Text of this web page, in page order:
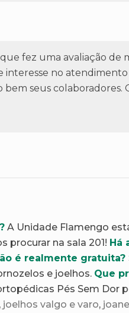
fez uma avaliação
no
seus colaboradores.
A Unidade Flamengo
procurar na sala 201! Há
é realmente gratuita?
e joelhos. Que
Pés Sem Dor
, joelhos valgo e varo,